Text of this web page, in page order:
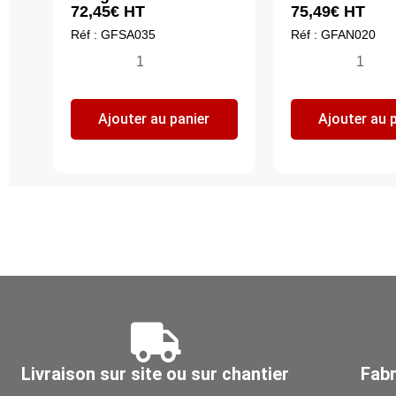
72,45€ HT
Réf : GFSA035
quantité
Gaine
flexible
Ajouter au panier
75,49€HT
Réf : GFAN020
quantité
Carton
de
Ajouter au
Livraison sur site ou sur chantier